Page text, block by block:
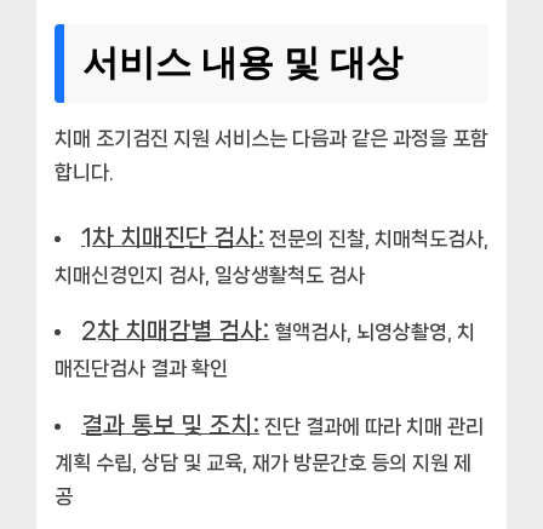
서비스 내용 및 대상
치매 조기검진 지원 서비스는 다음과 같은 과정을 포함
합니다.
1차 치매진단 검사: 전문의 진찰, 치매척도검사,
치매신경인지 검사, 일상생활척도 검사
2차 치매감별 검사: 혈액검사, 뇌영상촬영, 치
매진단검사 결과 확인
결과 통보 및 조치: 진단 결과에 따라 치매 관리
계획 수립, 상담 및 교육, 재가 방문간호 등의 지원 제
공